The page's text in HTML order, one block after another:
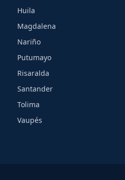
Huila
Magdalena
Nariño
Putumayo
Risaralda
Santander
Tolima
Vaupés